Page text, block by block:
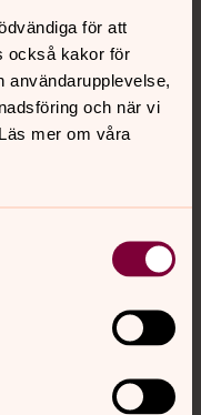
för att
också kakor för
och när vi
mer om våra